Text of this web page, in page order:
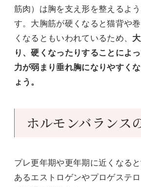
筋肉）は胸を支え形を整えるよ
す。大胸筋が硬くなると猫背や
くなるともいわれているため、
り、硬くなったりすることによ
力が弱まり垂れ胸になりやすく
ょう。
ホルモンバランス
プレ更年期や更年期に近くなる
あるエストロゲンやプロゲステ